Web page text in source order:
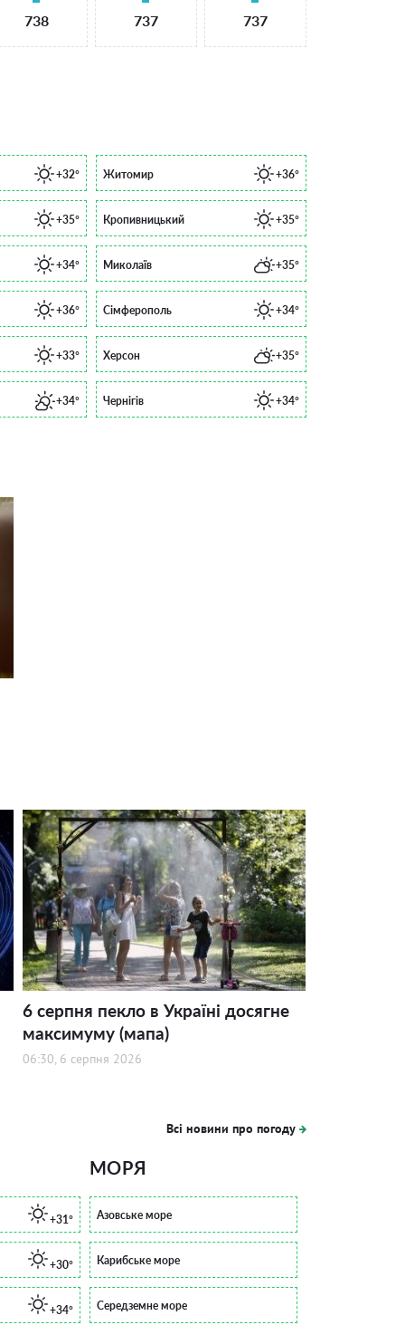
738 737 737
+32° Житомир +36°
+35° Кропивницький +35°
+34° Миколаїв +35°
+36° Сімферополь +34°
+33° Херсон +35°
+34° Чернігів +34°
6 серпня пекло в Україні досягне
максимуму (мапа)
06:30, 6 серпня 2026
Всі новини про погоду
+31°
+30°
+34°
МОРЯ
Азовське море
Карибське море
Середземне море